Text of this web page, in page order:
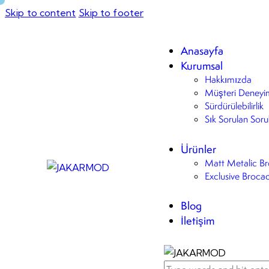
Skip to content Skip to footer
Anasayfa
Kurumsal
Hakkımızda
Müşteri
Sürdürülebilirlik
Sık Sorulan
Ürünler
Matt Metalic
Exclusive
Blog
İletişim